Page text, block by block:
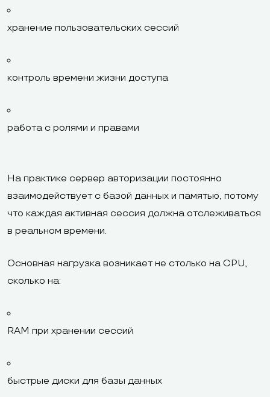
хранение пользовательских сессий
контроль времени жизни доступа
работа с ролями и правами
На практике сервер авторизации постоянно
взаимодействует с базой данных и памятью, потому
что каждая активная сессия должна отслеживаться
в реальном времени.
Основная нагрузка возникает не столько на CPU,
сколько на:
RAM при хранении сессий
быстрые диски для базы данных